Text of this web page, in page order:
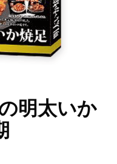
明太いか